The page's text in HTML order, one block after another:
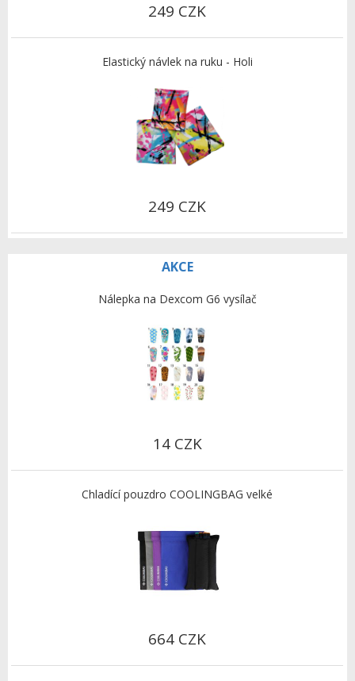
249 CZK
Elastický návlek na ruku - Holi
249 CZK
AKCE
Nálepka na Dexcom G6 vysílač
14 CZK
Chladící pouzdro COOLINGBAG velké
664 CZK